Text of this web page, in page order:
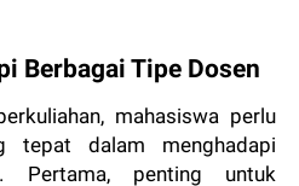
Berbagai Tipe Dosen
mahasiswa perlu
tepat dalam menghadapi
Pertama, penting untuk